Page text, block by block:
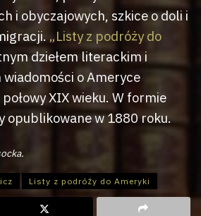
i obyczajowych, szkice o doli i
„Listy z podróży do
dziełem literackim i
o Ameryce
XIX wieku. W formie
opublikowane w 1880 roku.
Listy z podróży do Ameryki